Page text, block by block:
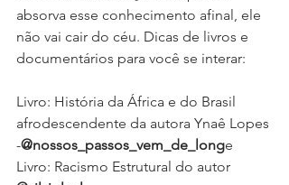
absorva esse conhecimento afinal, ele
não vai cair do céu. Dicas de livros e
documentários para você se interar:
Livro: História da África e do Brasil
afrodescendente da autora Ynaê Lopes
-@nossos_passos_vem_de_longe
Livro: Racismo Estrutural do autor